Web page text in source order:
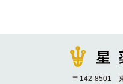
〒142-8501